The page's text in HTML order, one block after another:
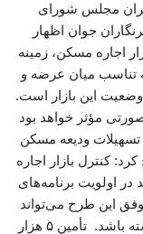
مجلس شورای
جوان اظهار
اجاره مسکن، زمینه
تناسب میان عرضه و
این بازار است.
مؤثر خواهد بود
ودیعه مسکن
کنترل بازار اجاره
اولویت برنامه‌های
این طرح می‌تواند
آثار مثبتی بر بازار مسکن و اقتصاد کشور داشته باشد. تأمین ۵ هزار